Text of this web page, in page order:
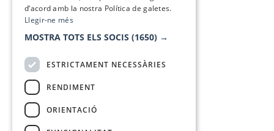
d’acord amb la nostra Política de galetes.
Llegir-ne més
MOSTRA TOTS ELS SOCIS (1650) →
ESTRICTAMENT NECESSÀRIES
RENDIMENT
ORIENTACIÓ